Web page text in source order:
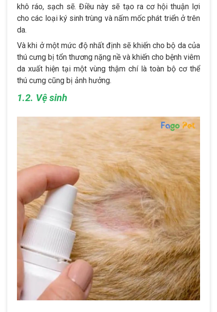
khô ráo, sạch sẽ. Điều này sẽ tạo ra cơ hội thuận lợi
cho các loại ký sinh trùng và nấm mốc phát triển ở trên
da.
Và khi ở một mức độ nhất định sẽ khiến cho bộ da của
thú cưng bị tổn thương nặng nề và khiến cho bệnh viêm
da xuất hiện tại một vùng thậm chí là toàn bộ cơ thể
thú cưng cũng bị ảnh hưởng.
1.2. Vệ sinh